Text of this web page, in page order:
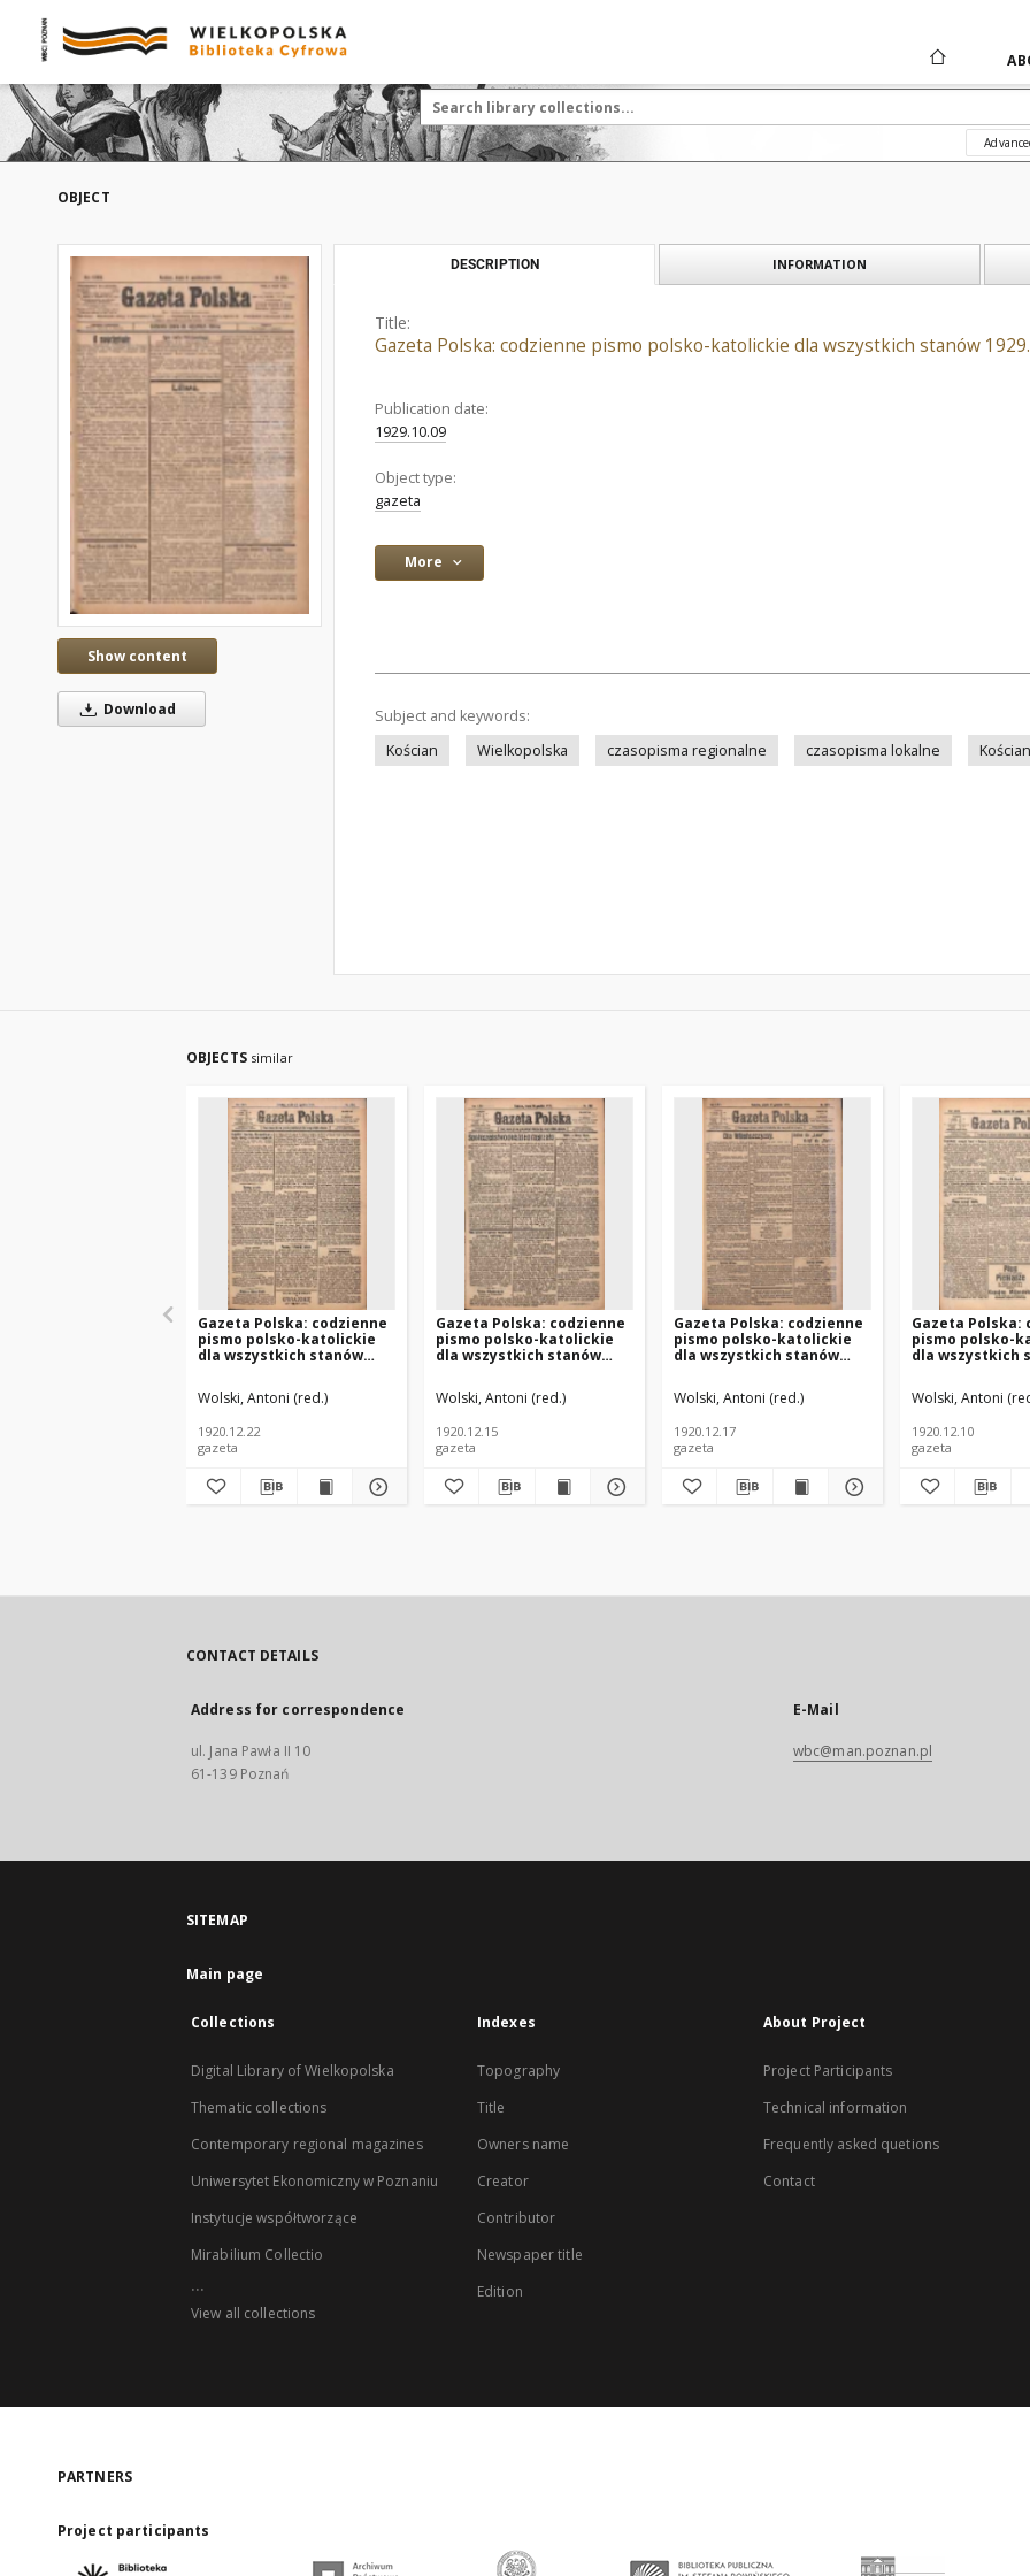
OBJECT
Show content
Download
DESCRIPTION INFORMATION
Title:
Gazeta Polska: codzienne pismo polsko-katolickie dla wszystkich stanów
Publication date:
1929.10.09
Object type:
gazeta
More
Subject and keywords:
Kościan
Wielkopolska czasopisma regionalne czasopisma lokalne Kościan
OBJECTS similar
Gazeta Polska: codzienne
pismo polsko-katolickie
dla wszystkich stanów
Wolski, Antoni (red.)
1920.12.22
gazeta
Gazeta Polska: codzienne
pismo polsko-katolickie
dla wszystkich stanów
Wolski, Antoni (red.)
1920.12.15
gazeta
Gazeta Polska: codzienne
pismo polsko-katolickie
dla wszystkich stanów
Wolski, Antoni (red.)
1920.12.17
gazeta
Gazeta Polska:
pismo polsko-
dla wszystkich
Wolski, Antoni
1920.12.10
gazeta
CONTACT DETAILS
Address for correspondence
ul. Jana Pawła II 10
61-139 Poznań
E-Mail
wbc@man.poznan.pl
SITEMAP
Main page
Collections
Digital Library of Wielkopolska
Thematic collections
Contemporary regional magazines
Uniwersytet Ekonomiczny w Poznaniu
Instytucje współtworzące
Mirabilium Collectio
...
View all collections
Indexes
Topography
Title
Owners name
Creator
Contributor
Newspaper title
Edition
About Project
Project Participants
Technical information
Frequently asked quetions
Contact
PARTNERS
Project participants